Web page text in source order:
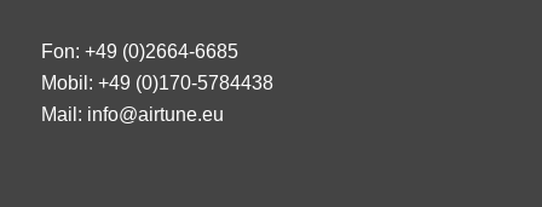
Fon: +49 (0)2664-6685
Mobil: +49 (0)170-5784438
Mail: info@airtune.eu